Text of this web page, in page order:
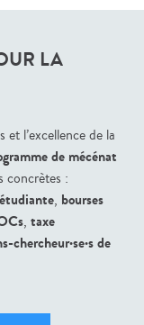
LA
l’excellence de la
de mécénat
concrètes :
, bourses
, taxe
chercheur·se·s de